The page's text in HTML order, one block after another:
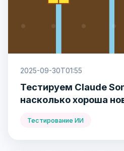
2025-09-30T01:55
Тестируем Claude
насколько хороша
Тестирование ИИ